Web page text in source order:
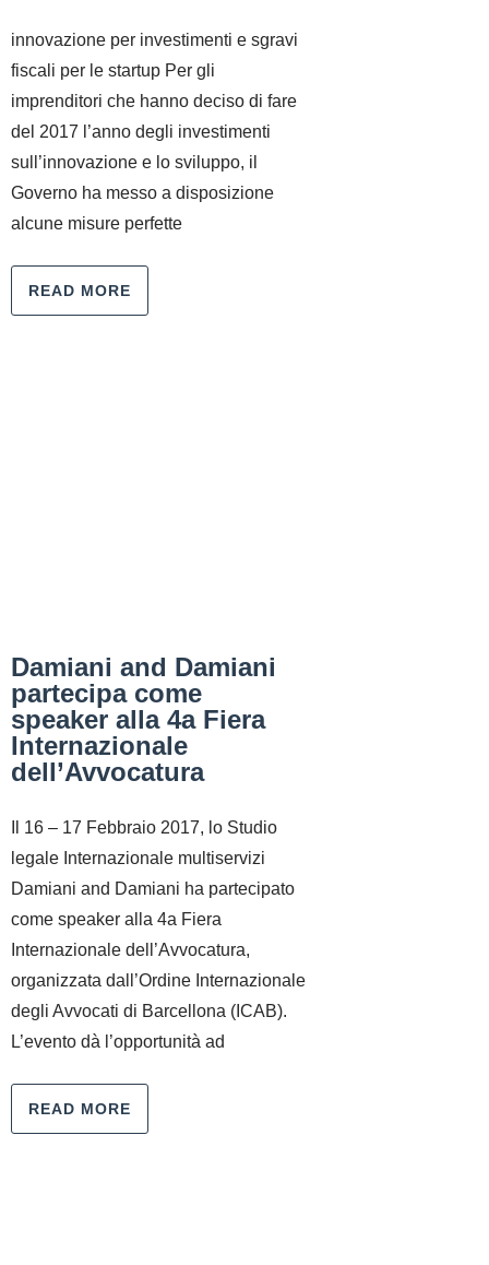
innovazione per investimenti e sgravi
fiscali per le startup Per gli
imprenditori che hanno deciso di fare
del 2017 l’anno degli investimenti
sull’innovazione e lo sviluppo, il
Governo ha messo a disposizione
alcune misure perfette
READ MORE
Damiani and Damiani
partecipa come
speaker alla 4a Fiera
Internazionale
dell’Avvocatura
Il 16 – 17 Febbraio 2017, lo Studio
legale Internazionale multiservizi
Damiani and Damiani ha partecipato
come speaker alla 4a Fiera
Internazionale dell’Avvocatura,
organizzata dall’Ordine Internazionale
degli Avvocati di Barcellona (ICAB).
L’evento dà l’opportunità ad
READ MORE